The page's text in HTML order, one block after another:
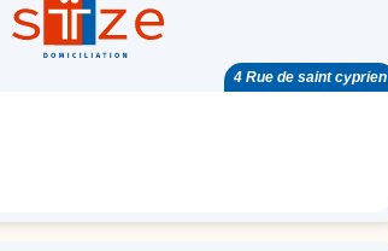
4 Rue de saint cyprien